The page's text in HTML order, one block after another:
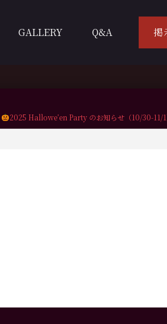
GALLERY Q&A 掲
2025 Hallowe’en Party のお知らせ（10/30-11/1